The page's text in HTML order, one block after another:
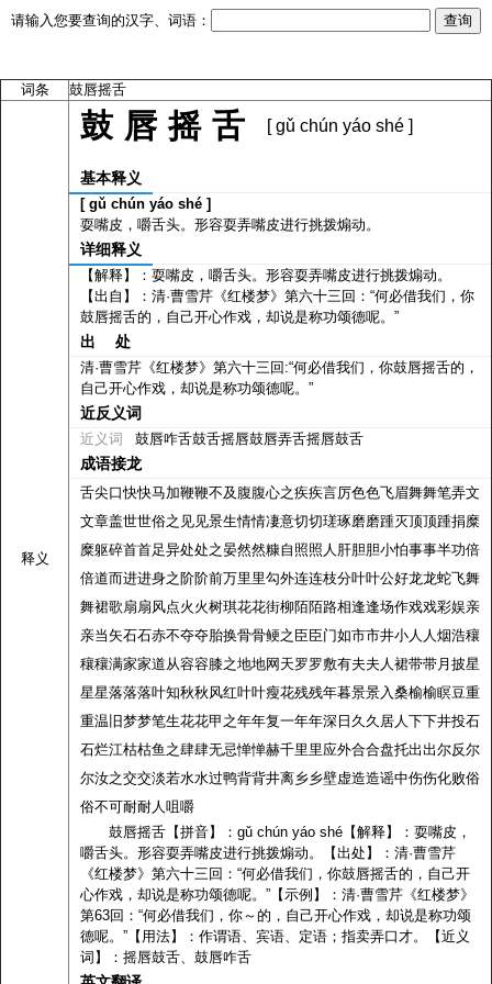
请输入您要查询的汉字、词语：
词条 鼓唇摇舌
释义
鼓唇摇舌 [ gǔ chún yáo shé ]
基本释义
[ gǔ chún yáo shé ]
耍嘴皮，嚼舌头。形容耍弄嘴皮进行挑拨煽动。
详细释义
【解释】：耍嘴皮，嚼舌头。形容耍弄嘴皮进行挑拨煽动。
【出自】：清·曹雪芹《红楼梦》第六十三回：“何必借我们，你
鼓唇摇舌的，自己开心作戏，却说是称功颂德呢。”
出 处
清·曹雪芹《红楼梦》第六十三回:“何必借我们，你鼓唇摇舌的，
自己开心作戏，却说是称功颂德呢。”
近反义词
近义词 鼓唇咋舌鼓舌摇唇鼓唇弄舌摇唇鼓舌
成语接龙
舌尖口快快马加鞭鞭不及腹腹心之疾疾言厉色色飞眉舞舞笔弄文
文章盖世世俗之见见景生情情凄意切切瑳琢磨磨踵灭顶顶踵捐糜
糜躯碎首首足异处处之晏然然糠自照照人肝胆胆小怕事事半功倍
倍道而进进身之阶阶前万里里勾外连连枝分叶叶公好龙龙蛇飞舞
舞裙歌扇扇风点火火树琪花花街柳陌陌路相逢逢场作戏戏彩娱亲
亲当矢石石赤不夺夺胎换骨骨鲠之臣臣门如市市井小人人烟浩穰
穰穰满家家道从容容膝之地地网天罗罗敷有夫夫人裙带带月披星
星星落落落叶知秋秋风红叶叶瘦花残残年暮景景入桑榆榆瞑豆重
重温旧梦梦笔生花花甲之年年复一年年深日久久居人下下井投石
石烂江枯枯鱼之肆肆无忌惮惮赫千里里应外合合盘托出出尔反尔
尔汝之交交淡若水水过鸭背背井离乡乡壁虚造造谣中伤伤化败俗
俗不可耐耐人咀嚼
鼓唇摇舌【拼音】：gǔ chún yáo shé【解释】：耍嘴皮，
嚼舌头。形容耍弄嘴皮进行挑拨煽动。【出处】：清·曹雪芹
《红楼梦》第六十三回：“何必借我们，你鼓唇摇舌的，自己开
心作戏，却说是称功颂德呢。”【示例】：清·曹雪芹《红楼梦》
第63回：“何必借我们，你～的，自己开心作戏，却说是称功颂
德呢。”【用法】：作谓语、宾语、定语；指卖弄口才。【近义
词】：摇唇鼓舌、鼓唇咋舌